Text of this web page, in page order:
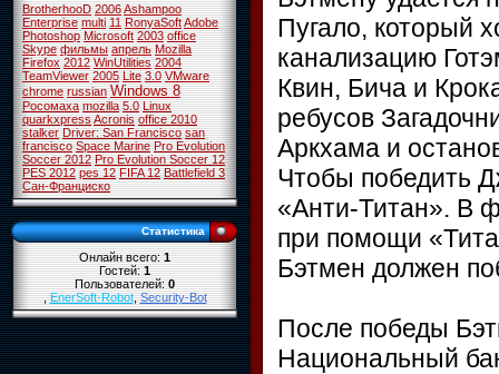
BrotherhooD 2006Ashampoo
Enterprise multi 11 RonyaSoftAdobe
Photoshop Microsoft 2003 office
Skype фильмы апрель Mozilla
Firefox 2012 WinUtilities 2004
TeamViewer 2005 Lite 3.0 VMware
chrome russian Windows 8
Росомаха mozilla 5.0 Linux
quarkxpressAcronis office 2010
stalker Driver: San Francisco san
francisco Space Marine Pro Evolution
Soccer 2012 Pro Evolution Soccer 12
PES 2012 pes 12 FIFA 12 Battlefield 3
Сан-Франциско
Статистика
Онлайн всего:1
Гостей:1
Пользователей:0
,EnerSoft-Robot,Security-Bot
Пугало, который
канализацию
Квин, Бича и
ребусов
Аркхама и
Чтобы победить
«Анти-Титан». В
при помощи
Бэтмен должен
После победы
Национальный